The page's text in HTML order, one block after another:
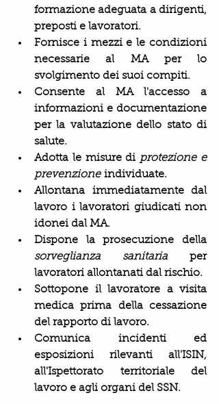
formazione adeguata a dirigenti,
preposti e lavoratori.
Fornisce i mezzi e le condizioni
necessarie al MA per lo
svolgimento dei suoi compiti.
Consente al MA l'accesso a
informazioni e documentazione
per la valutazione dello stato di
salute.
Adotta le misure di protezione e
prevenzione individuate.
Allontana immediatamente dal
lavoro i lavoratori giudicati non
idonei dal MA.
sorveglianza sanitaria per
lavoratori allontanati dal rischio.
Sottopone il lavoratore a visita
medica prima della cessazione
del rapporto di lavoro.
Comunica incidenti ed
esposizioni rilevanti all'ISIN,
all'Ispettorato territoriale del
lavoro e agli organi del SSN.